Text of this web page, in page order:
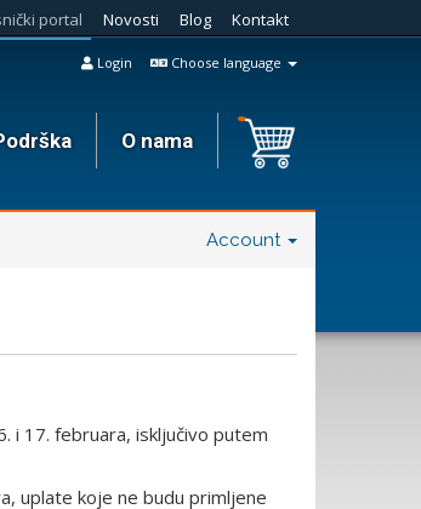
portal Novosti Blog Kontakt
Choose language
Login
O nama
Account
i 17. februara, isključivo putem
uplate koje ne budu primljene